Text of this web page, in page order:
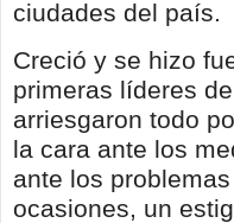
ciudades del país.
Creció y se hizo
primeras líderes
arriesgaron todo
la cara ante los
ante los
ocasiones, un